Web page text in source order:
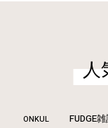
人
ONKUL FUDGE